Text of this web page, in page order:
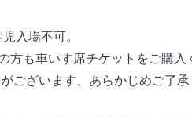
入場不可。
方も車いす席チケットをご購
ございます、あらかじめご了